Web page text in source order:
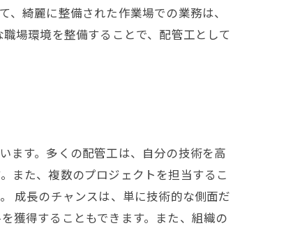
綺麗に整備された作業場での業務は、
場環境を整備することで、配管工として
ます。多くの配管工は、自分の技術を高
また、複数のプロジェクトを担当するこ
成長のチャンスは、単に技術的な側面だ
獲得することもできます。また、組織の